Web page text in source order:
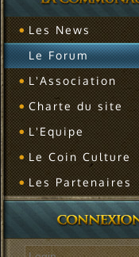
Les News
Le Forum
L'Association
Charte du site
L'Equipe
Le Coin Culture
Les Partenaires